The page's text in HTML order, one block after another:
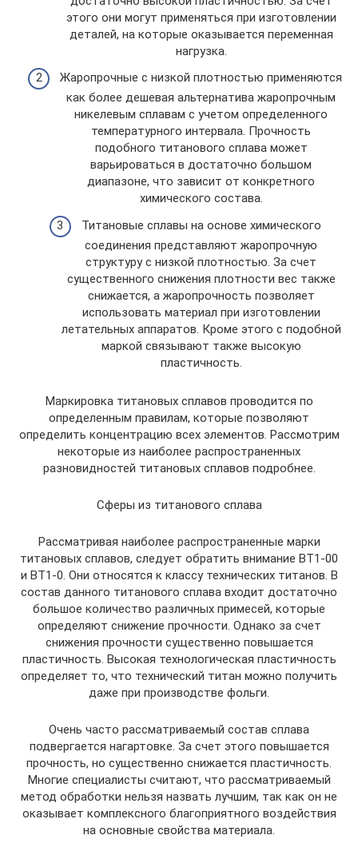
этого они могут применяться при изготовлении
деталей, на которые оказывается переменная
нагрузка.
Жаропрочные с низкой плотностью применяются
как более дешевая альтернатива жаропрочным
никелевым сплавам с учетом определенного
температурного интервала. Прочность
подобного титанового сплава может
варьироваться в достаточно большом
диапазоне, что зависит от конкретного
химического состава.
Титановые сплавы на основе химического
соединения представляют жаропрочную
структуру с низкой плотностью. За счет
существенного снижения плотности вес также
снижается, а жаропрочность позволяет
использовать материал при изготовлении
летательных аппаратов. Кроме этого с подобной
маркой связывают также высокую
пластичность.
Маркировка титановых сплавов проводится по
определенным правилам, которые позволяют
определить концентрацию всех элементов. Рассмотрим
некоторые из наиболее распространенных
разновидностей титановых сплавов подробнее.
Сферы из титанового сплава
Рассматривая наиболее распространенные марки
титановых сплавов, следует обратить внимание ВТ1-00
и ВТ1-0. Они относятся к классу технических титанов. В
состав данного титанового сплава входит достаточно
большое количество различных примесей, которые
определяют снижение прочности. Однако за счет
снижения прочности существенно повышается
пластичность. Высокая технологическая пластичность
определяет то, что технический титан можно получить
даже при производстве фольги.
Очень часто рассматриваемый состав сплава
подвергается нагартовке. За счет этого повышается
прочность, но существенно снижается пластичность.
Многие специалисты считают, что рассматриваемый
метод обработки нельзя назвать лучшим, так как он не
оказывает комплексного благоприятного воздействия
на основные свойства материала.